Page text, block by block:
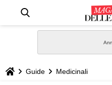
Guide Medicinali